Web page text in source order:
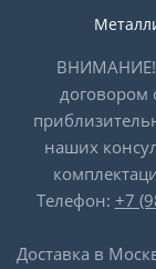
ВНИМАНИЕ!
договором
наших
Телефон: +7
Доставка в